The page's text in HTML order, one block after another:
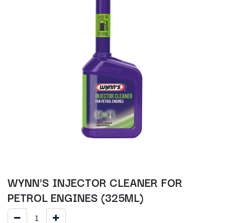
WYNN'S INJECTOR CLEANER FOR
PETROL ENGINES (325ML)